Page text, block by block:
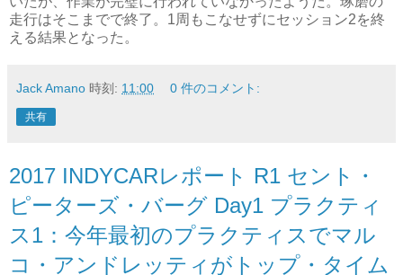
走行はそこまでで終了。1周もこなせずにセッション2を終
える結果となった。
Jack Amano 時刻: 11:00 0 件のコメント:
共有
2017 INDYCARレポート R1 セント・
ピーターズ・バーグ Day1 プラクティ
ス1：今年最初のプラクティスでマル
コ・アンドレッティがトップ・タイム